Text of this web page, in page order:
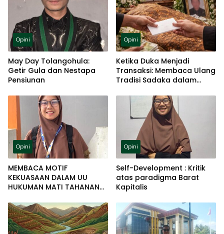
Opini
May Day Tolangohula:
Getir Gula dan Nestapa
Pensiunan
Opini
Ketika Duka Menjadi
Transaksi: Membaca Ulang
Tradisi Sadaka dalam
Opini
MEMBACA MOTIF
KEKUASAAN DALAM UU
HUKUMAN MATI TAHANAN
Opini
Self-Development : Kritik
atas paradigma Barat
Kapitalis